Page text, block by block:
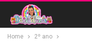
Home 2º ano